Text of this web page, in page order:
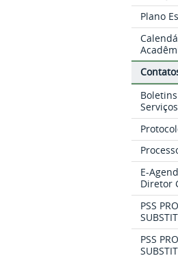
Plano
Serviços
E-
Diretor
PSS
PSS